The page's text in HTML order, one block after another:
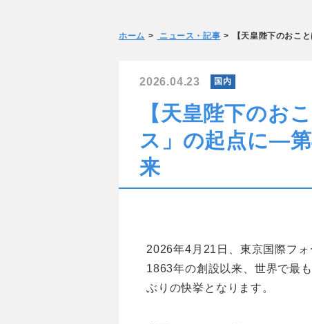
ホーム ニュース・記事 【天皇陛下のおこ
2026.04.23 国内
【天皇陛下のお
ス」の起点に―
来
2026年4月21日、東京国際フ
1863年の創設以来、世界で最
ぶりの快挙となります。